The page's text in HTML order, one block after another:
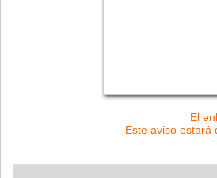
El
Este aviso estará